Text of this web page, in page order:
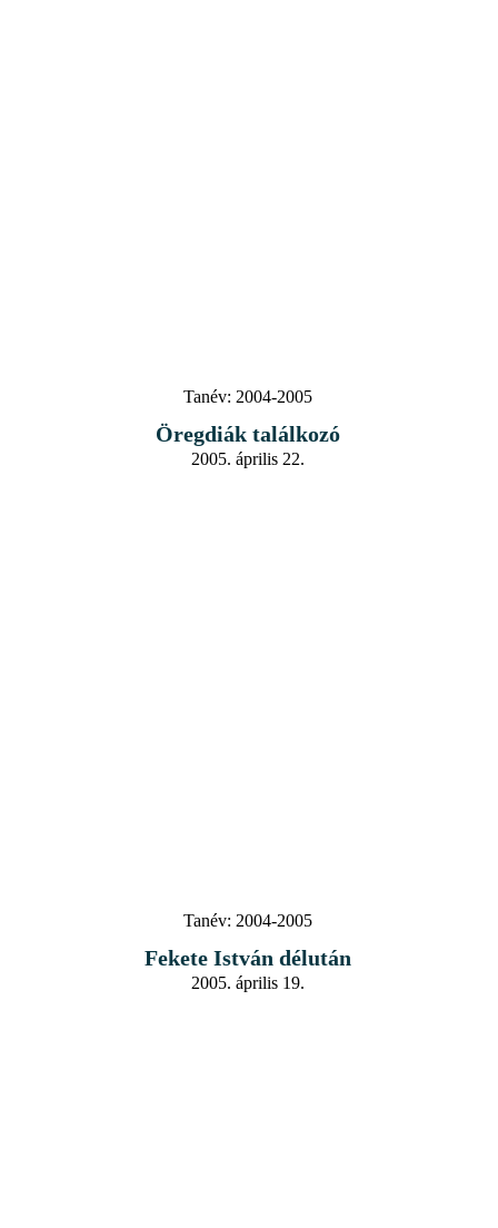
Tanév: 2004-2005
Öregdiák találkozó
2005. április 22.
Tanév: 2004-2005
Fekete István délután
2005. április 19.